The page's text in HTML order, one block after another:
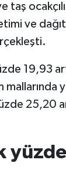
taş
ve
19,93
mallarında
25,20